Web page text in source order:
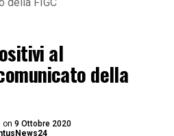
al
della
on 9 Ottobre 2020